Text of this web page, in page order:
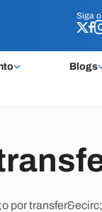
Siga o
Blogs
Siga o
por